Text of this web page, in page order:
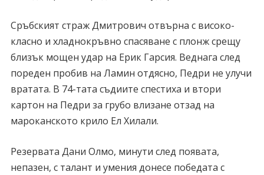
Сръбският страж Дмитрович отвърна с високо-
класно и хладнокръвно спасяване с плонж срещу
близък мощен удар на Ерик Гарсия. Веднага след
пореден пробив на Ламин отдясно, Педри не улучи
вратата. В 74-тата съдиите спестиха и втори
картон на Педри за грубо влизане отзад на
мароканското крило Ел Хилали.
Резервата Дани Олмо, минути след появата,
непазен, с талант и умения донесе победата с